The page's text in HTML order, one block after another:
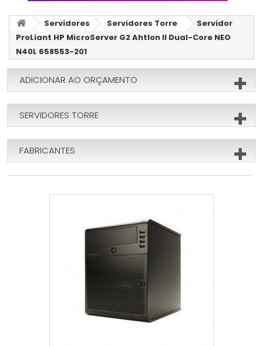
Servidores Servidores Torre
Servidor
ProLiant HP MicroServer G2 Ahtlon II Dual-Core NEO
N40L 658553-201
ADICIONAR AO ORÇAMENTO
SERVIDORES TORRE
FABRICANTES